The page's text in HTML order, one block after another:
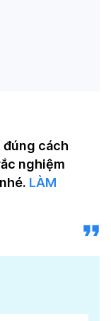
đúng cách
nghiệm
LÀM